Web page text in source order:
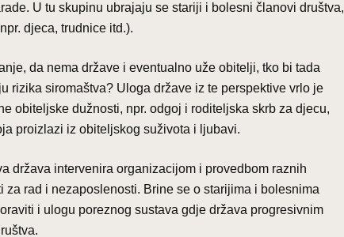
U tu skupinu ubrajaju se stariji i bolesni članovi društva,
djeca, trudnice itd.).
da nema države i eventualno uže obitelji, tko bi tada
rizika siromaštva? Uloga države iz te perspektive vrlo je
obiteljske dužnosti, npr. odgoj i roditeljska skrb za djecu,
proizlazi iz obiteljskog suživota i ljubavi.
država intervenira organizacijom i provedbom raznih
rad i nezaposlenosti. Brine se o starijima i bolesnima
i ulogu poreznog sustava gdje država progresivnim